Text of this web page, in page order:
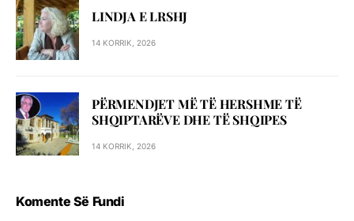
LINDJA E LRSHJ
14 KORRIK, 2026
PËRMENDJET MË TË HERSHME TË
SHQIPTARËVE DHE TË SHQIPES
14 KORRIK, 2026
Komente Së Fundi